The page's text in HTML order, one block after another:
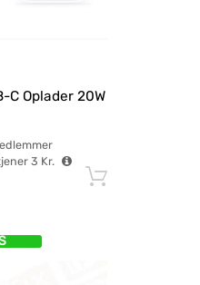
C Oplader 20W
3 Kr.